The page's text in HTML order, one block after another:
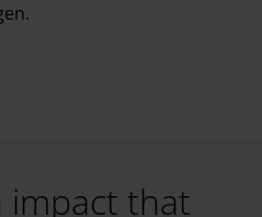
impact that